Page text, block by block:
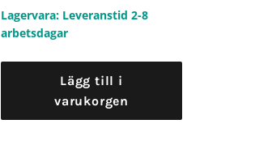
Lagervara: Leveranstid 2-8
arbetsdagar
Lägg till i
varukorgen